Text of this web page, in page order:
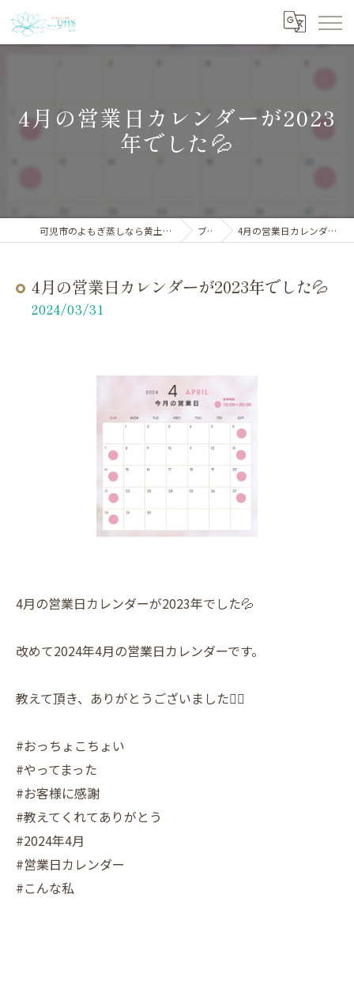
4月の営業日カレンダーが2023
年でした💦
可児市のよもぎ蒸しなら黄土漢方よもぎ蒸しサロンYHS ブログ 4月の営業日カレンダーが2023年でした💦
4月の営業日カレンダーが2023年でした💦
2024/03/31
4月の営業日カレンダーが2023年でした💦
改めて2024年4月の営業日カレンダーです。
教えて頂き、ありがとうございました🙇‍♀️
#おっちょこちょい
#やってまった
#お客様に感謝
#教えてくれてありがとう
#2024年4月
#営業日カレンダー
#こんな私